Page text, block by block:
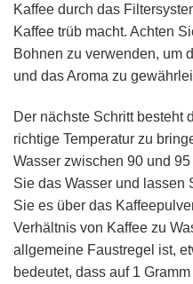
Kaffee durch das
Kaffee trüb macht. Achten
Bohnen zu verwenden, um
und das Aroma zu
Der nächste Schritt besteht
richtige Temperatur zu
Wasser zwischen 90 und
Sie das Wasser und lassen
Sie es über das
Verhältnis von Kaffee zu
allgemeine Faustregel ist,
bedeutet, dass auf 1